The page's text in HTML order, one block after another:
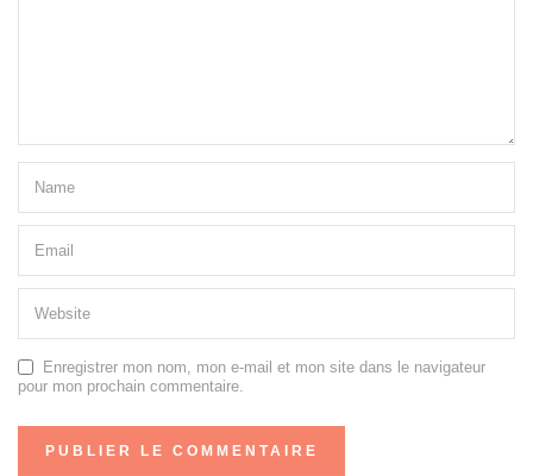
Enregistrer mon nom, mon e-mail et mon site dans le navigateur
pour mon prochain commentaire.